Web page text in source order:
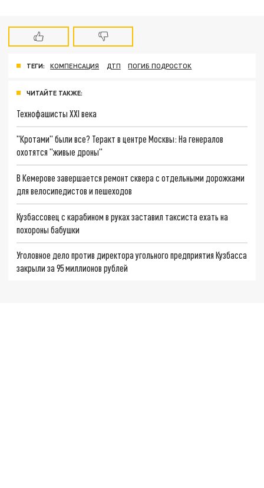
ТЕГИ: КОМПЕНСАЦИЯ ДТП ПОГИБ ПОДРОСТОК
ЧИТАЙТЕ ТАКЖЕ:
Технофашисты XXI века
"Кротами" были все? Теракт в центре Москвы: На генералов
охотятся "живые дроны"
В Кемерове завершается ремонт сквера с отдельными дорожками
для велосипедистов и пешеходов
Кузбассовец с карабином в руках заставил таксиста ехать на
похороны бабушки
Уголовное дело против директора угольного предприятия Кузбасса
закрыли за 95 миллионов рублей